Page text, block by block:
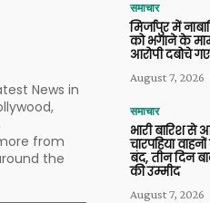
News in
from
the
समाचार
मिर्जापुर में
को भगाने के
आरोपी दबोचे गए
August 7, 2026
समाचार
भारी बारिश से
चारपहिया
बंद, तीन दिन
की उम्मीद
August 7, 2026